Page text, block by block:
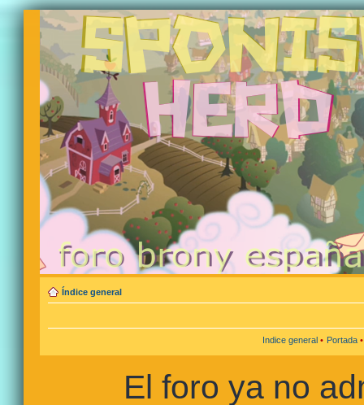
Índice general
Indice general • Portada
El foro ya no